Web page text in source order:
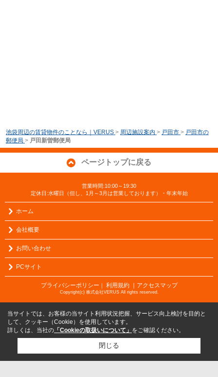
池袋周辺の賃貸物件のことなら｜VERUS > 周辺施設案内 > 戸田市 > 戸田市の
郵便局 > 戸田新曽郵便局
ページトップに戻る
営業時間:10:00～19:30
定休日:水曜日（但し、1月～3月は営業しております）・年末年始
ホーム
会社概要
お問い合わせ
PCサイト
プライバシーポリシー ｜ 利用規約 ｜アクセスマップ
Copyright(c) 株式会社VERUS All rights reserved.
当サイトでは、お客様の当サイト利用状況把握、サービス向上検討を目的と
して、クッキー（Cookie）を使用しています。
詳しくは、当社の 「Cookieの取扱いについて」 をご確認ください。
閉じる